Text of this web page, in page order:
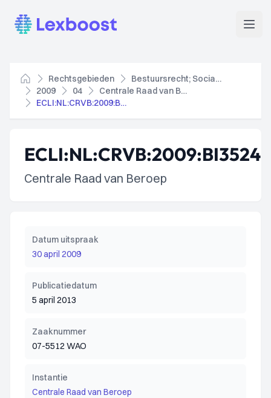
Lexboost
Home
Rechtsgebieden
Bestuursrecht; Socialezekerheidsrecht
2009
04
Centrale Raad van Beroep
ECLI:NL:CRVB:2009:BI3524
ECLI:NL:CRVB:2009:BI3524
Centrale Raad van Beroep
Datum uitspraak
30 april 2009
Publicatiedatum
5 april 2013
Zaaknummer
07-5512 WAO
Instantie
Centrale Raad van Beroep